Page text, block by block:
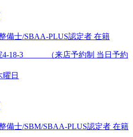
備士/SBAA-PLUS認定者 在籍
4-18-3 （来店予約制 当日予約
曜日
備士/SBM/SBAA-PLUS認定者 在籍